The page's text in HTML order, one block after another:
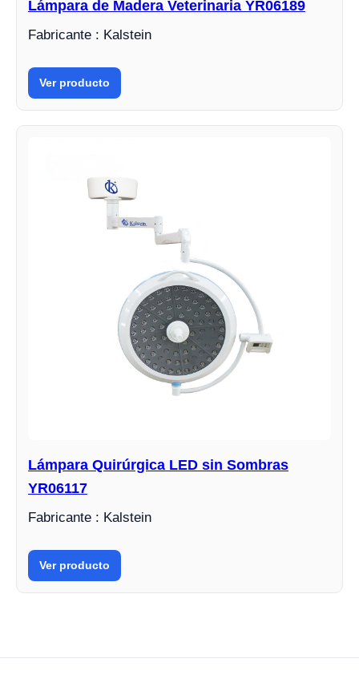
Lámpara de Madera Veterinaria YR06189
Fabricante : Kalstein
Ver producto
Lámpara Quirúrgica LED sin Sombras
YR06117
Fabricante : Kalstein
Ver producto